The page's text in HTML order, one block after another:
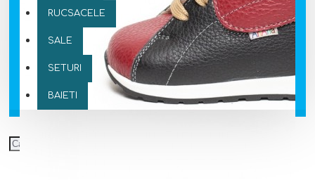
RUCSACELE
SALE
SETURI
BAIETI